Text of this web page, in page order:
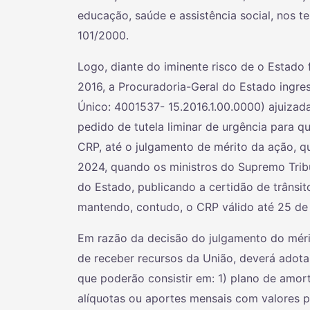
educação, saúde e assistência social, nos
101/2000.
Logo, diante do iminente risco de o
2016, a Procuradoria-Geral do Estado
Único: 4001537- 15.2016.1.00.0000)
pedido de tutela liminar de urgência para
CRP, até o julgamento de mérito da ação,
2024, quando os ministros do Supremo
do Estado, publicando a certidão de
mantendo, contudo, o CRP válido até 25
Em razão da decisão do julgamento do
de receber recursos da União, deverá
que poderão consistir em: 1) plano de
alíquotas ou aportes mensais com valores